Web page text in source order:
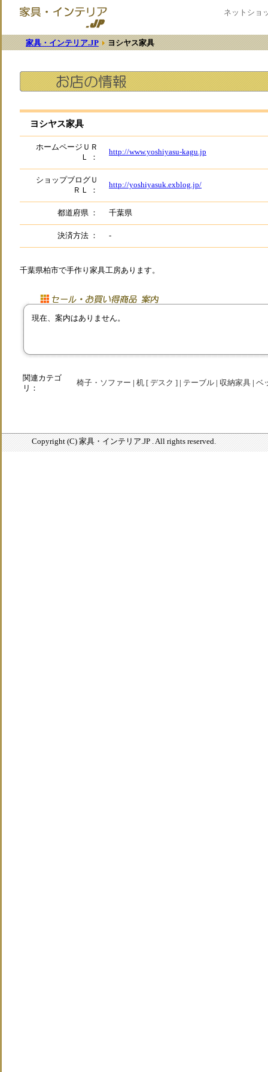
ネットショ
家具・インテリア.JP ヨシヤス家具
ヨシヤス家具
ホームページＵＲ
Ｌ ：
http://www.yoshiyasu-kagu.jp
ショップブログＵ
ＲＬ ：
http://yoshiyasuk.exblog.jp/
都道府県 ： 千葉県
決済方法 ： -
千葉県柏市で手作り家具工房あります。
現在、案内はありません。
関連カテゴ
リ：
椅子・ソファー 机 [ デスク ] テーブル 収納家具 ベ
Copyright (C) 家具・インテリア.JP . All rights reserved.